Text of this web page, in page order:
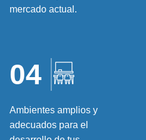
mercado actual.
04
Ambientes amplios y
adecuados para el